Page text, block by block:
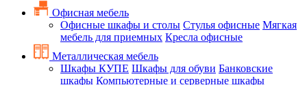
Офисная мебель
Офисные шкафы и столы Стулья офисные Мягкая
мебель для приемных Кресла офисные
Металлическая мебель
Шкафы КУПЕ Шкафы для обуви Банковские
шкафы Компьютерные и серверные шкафы